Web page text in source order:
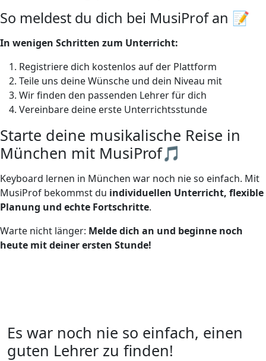
So meldest du dich bei MusiProf an 📝
In wenigen Schritten zum Unterricht:
Registriere dich kostenlos auf der Plattform
Teile uns deine Wünsche und dein Niveau mit
Wir finden den passenden Lehrer für dich
Vereinbare deine erste Unterrichtsstunde
Starte deine musikalische Reise in
München mit MusiProf🎵
Keyboard lernen in München war noch nie so einfach. Mit
MusiProf bekommst du individuellen Unterricht, flexible
Planung und echte Fortschritte.
Warte nicht länger: Melde dich an und beginne noch
heute mit deiner ersten Stunde!
Es war noch nie so einfach, einen
guten Lehrer zu finden!